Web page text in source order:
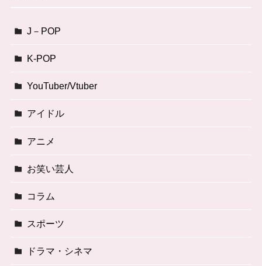
J－POP
K-POP
YouTuber/Vtuber
アイドル
アニメ
お笑い芸人
コラム
スポーツ
ドラマ・シネマ